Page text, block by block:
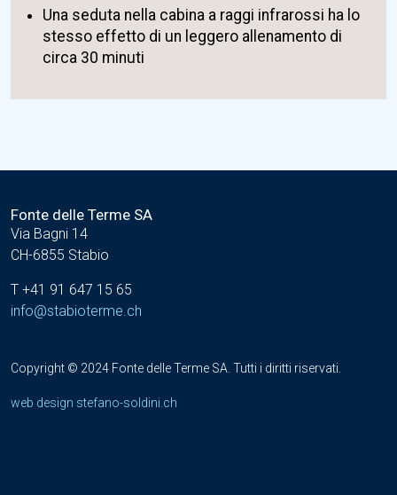
Una seduta nella cabina a raggi infrarossi ha lo
stesso effetto di un leggero allenamento di
circa 30 minuti
Fonte delle Terme SA
Via Bagni 14
CH-6855 Stabio
T +41 91 647 15 65
info@stabioterme.ch
Copyright © 2024 Fonte delle Terme SA. Tutti i diritti riservati.
web design stefano-soldini.ch